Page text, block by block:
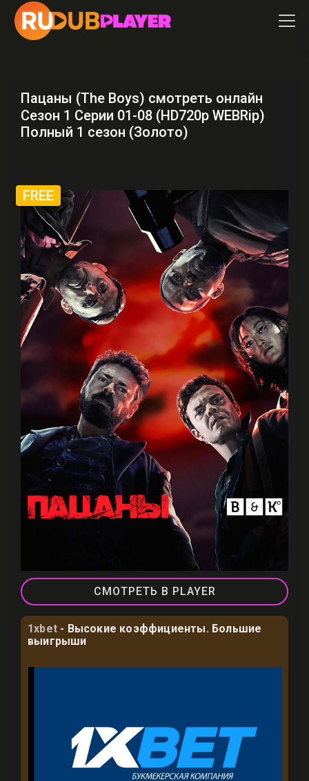
Пацаны (The Boys) смотреть онлайн
Сезон 1 Серии 01-08 (HD720p WEBRip)
Полный 1 сезон (Золото)
FREE
СМОТРЕТЬ В PLAYER
1xbet - Высокие коэффициенты. Большие
выигрыши